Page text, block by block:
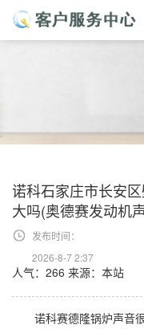
诺科石家庄市长安
大吗(奥德赛发动机
发布时间：
2026-8-7 2:37
人气：266 来源：本站
诺科赛德隆锅炉声音很